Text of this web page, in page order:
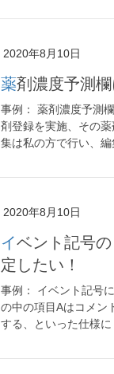
2020年8月10日
薬剤濃度予測
事例： 薬剤濃度予測
剤登録を実施、その
集は私の方で行い、
2020年8月10日
イベント記号のコメント入力で項目別に表示・非表示を自由に設
定したい！
事例： イベント記号
の中の項目Aはコメン
する、といった仕様